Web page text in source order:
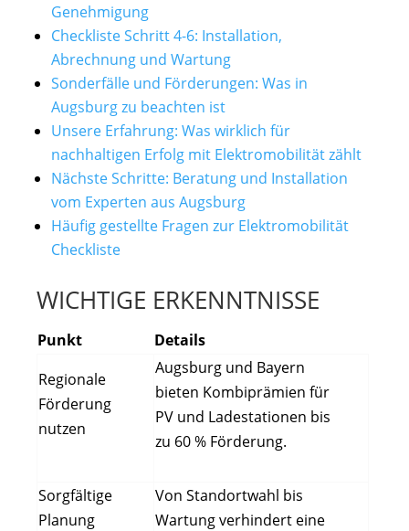
Genehmigung
Checkliste Schritt 4-6: Installation,
Abrechnung und Wartung
Sonderfälle und Förderungen: Was in
Augsburg zu beachten ist
Unsere Erfahrung: Was wirklich für
nachhaltigen Erfolg mit Elektromobilität zählt
Nächste Schritte: Beratung und Installation
vom Experten aus Augsburg
Häufig gestellte Fragen zur Elektromobilität
Checkliste
WICHTIGE ERKENNTNISSE
Punkt
Details
Regionale
Förderung
nutzen
Augsburg und Bayern
bieten Kombiprämien für
PV und Ladestationen bis
zu 60 % Förderung.
Sorgfältige
Planung
Von Standortwahl bis
Wartung verhindert eine